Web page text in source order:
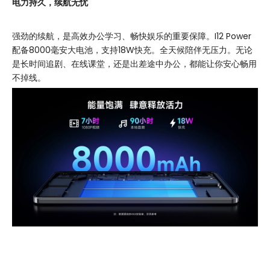
电力持久，续航无忧
强劲的续航，是高效办公学习、畅快娱乐的重要保障。I12 Power
配备8000毫安大电池，支持18W快充。全天候陪伴无压力。无论
是长时间追剧、在线课堂，还是出差途中办公，都能让你安心畅用
不掉线。